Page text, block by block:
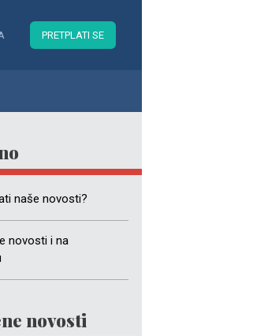
PRETPLATI SE
naše novosti?
novosti i na
novosti